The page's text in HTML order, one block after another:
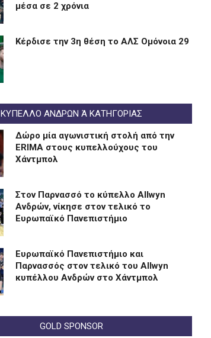
μέσα σε 2 χρόνια
Kέρδισε την 3η θέση το ΑΛΣ Ομόνοια 29
ΚΥΠΕΛΛΟ ΑΝΔΡΩΝ Ά ΚΑΤΗΓΟΡΙΑΣ
Δώρο μία αγωνιστική στολή από την
ERIMA στους κυπελλούχους του
Χάντμπολ
Στον Παρνασσό το κύπελλο Allwyn
Ανδρών, νίκησε στον τελικό το
Ευρωπαϊκό Πανεπιστήμιο
Eυρωπαϊκό Πανεπιστήμιο και
Παρνασσός στον τελικό του Allwyn
κυπέλλου Ανδρών στο Χάντμπολ
GOLD SPONSOR